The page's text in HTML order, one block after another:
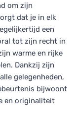
om zijn
dat je in elk
een
tot zijn recht in
warme en rijke
Dankzij zijn
gelegenheden,
bijwoont
en originaliteit